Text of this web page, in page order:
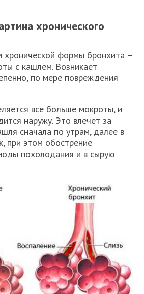
хронического
хронической формы бронхита –
с кашлем. Возникает
по мере повреждения
все больше мокроты, и
наружу. Это влечет за
сначала по утрам, далее в
при этом обострение
похолодания и в сырую